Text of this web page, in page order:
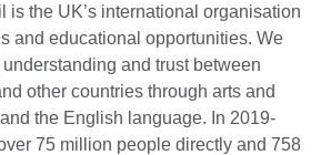
is the UK’s international organisation
and educational opportunities. We
and trust between
other countries through arts and
the English language. In 2019-
75 million people directly and 758